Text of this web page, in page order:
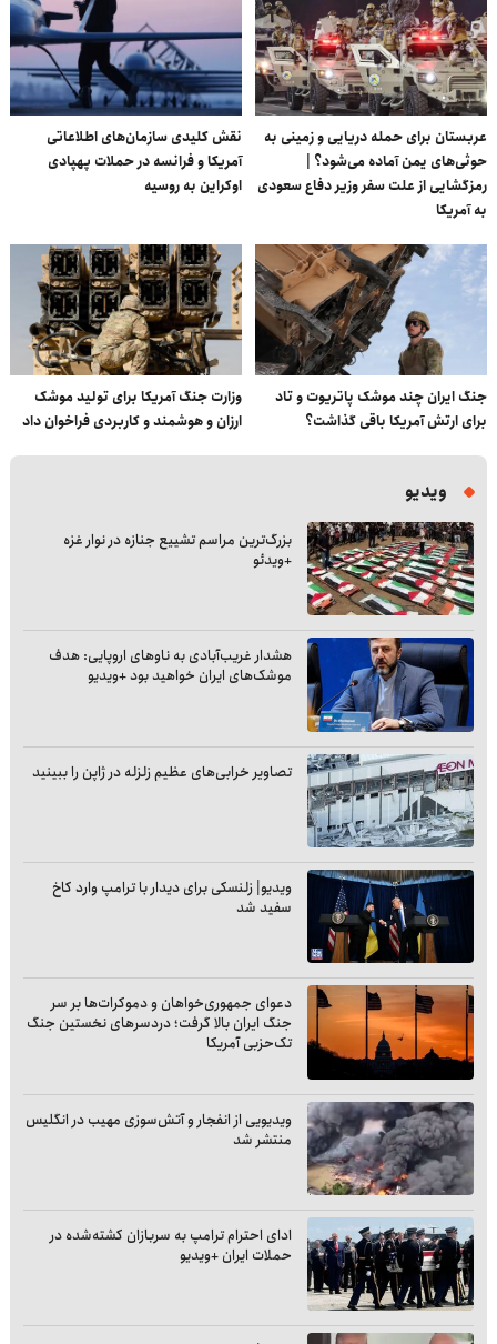
عربستان برای حمله دریایی و زمینی به
حوثی‌های یمن آماده می‌شود؟ |
رمزگشایی از علت سفر وزیر دفاع سعودی
به آمریکا
نقش کلیدی سازمان‌های اطلاعاتی
آمریکا و فرانسه در حملات پهپادی
اوکراین به روسیه
جنگ ایران چند موشک پاتریوت و تاد
برای ارتش آمریکا باقی گذاشت؟
وزارت جنگ آمریکا برای تولید موشک
ارزان و هوشمند و کاربردی فراخوان داد
ویدیو
بزرگ‌ترین مراسم تشییع جنازه در نوار غزه
+ویدئو
هشدار غریب‌آبادی به ناوهای اروپایی: هدف
موشک‌های ایران خواهید بود +ویدیو
تصاویر خرابی‌های عظیم زلزله در ژاپن را ببینید
ویدیو| زلنسکی برای دیدار با ترامپ وارد کاخ
سفید شد
دعوای جمهوری‌خواهان و دموکرات‌ها بر سر
جنگ ایران بالا گرفت؛ دردسرهای نخستین جنگ
تک‌حزبی آمریکا
ویدیویی از انفجار و آتش‌سوزی مهیب در انگلیس
منتشر شد
ادای احترام ترامپ به سربازان کشته‌شده در
حملات ایران +ویدیو